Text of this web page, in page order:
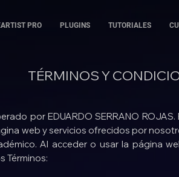
PRO PLUGINS TUTORIALES
TÉRMINOS Y
por EDUARDO SERRANO
web y servicios ofrecidos por
Al acceder o usar la página
Términos: